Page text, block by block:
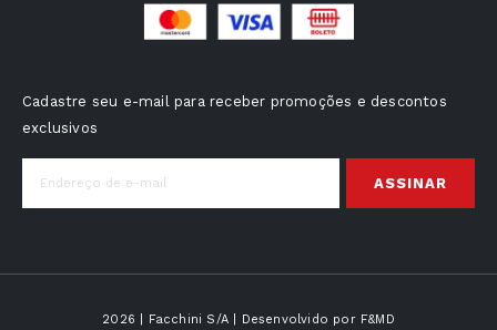
Cadastre seu e-mail para receber promoções e descontos
exclusivos
ASSINAR
2026 | Facchini S/A | Desenvolvido por F&MD